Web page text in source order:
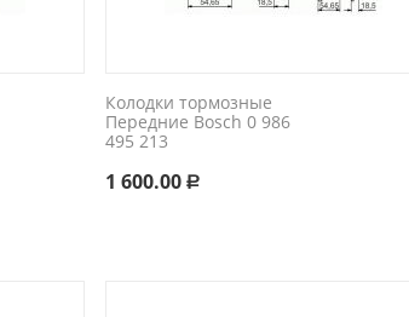
Колодки тормозные
Передние Bosch 0 986
495 213
1 600.00 Р